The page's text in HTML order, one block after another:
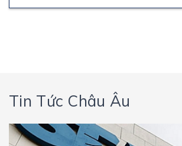
Tin Tức Châu Âu